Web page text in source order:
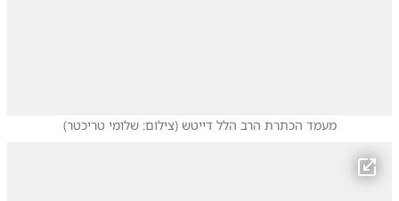
מעמד הכתרת הרב הלל דייטש (צילום: שלומי טריכטר)